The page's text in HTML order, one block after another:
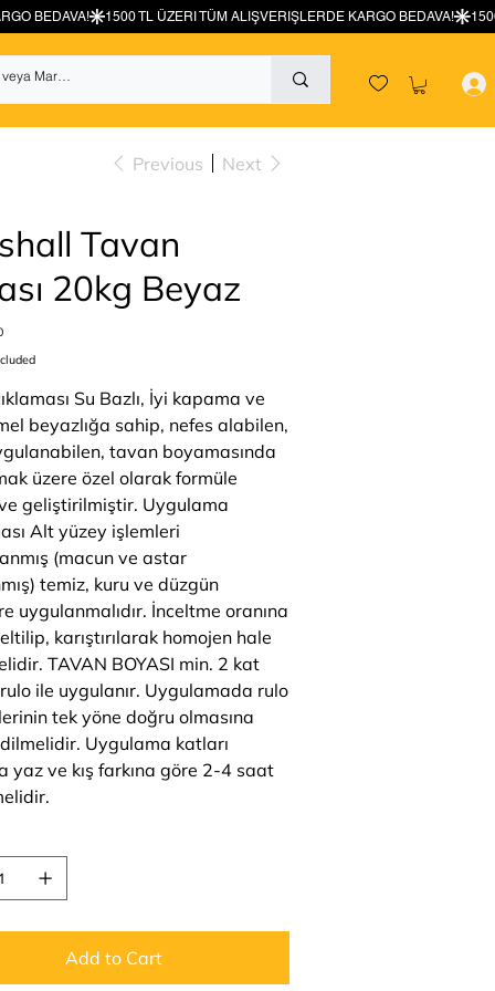
Previous Next
Tavan
20kg Beyaz
Su Bazlı, İyi kapama ve
beyazlığa sahip, nefes alabilen,
tavan boyamasında
üzere özel olarak formüle
geliştirilmiştir. Uygulama
Alt yüzey işlemleri
(macun ve astar
temiz, kuru ve düzgün
uygulanmalıdır. İnceltme oranına
karıştırılarak homojen hale
TAVAN BOYASI min. 2 kat
ile uygulanır. Uygulamada rulo
tek yöne doğru olmasına
Uygulama katları
yaz ve kış farkına göre 2-4 saat
Add to Cart